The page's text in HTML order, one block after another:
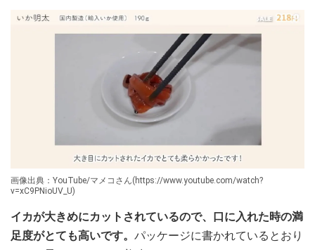
画像出典：YouTube/マメコさん(https://www.youtube.com/watch?
v=xC9PNioUV_U)
イカが大きめにカットされているので、口に入れた時の満
足度がとても高いです。 パッケージに書かれているとおり